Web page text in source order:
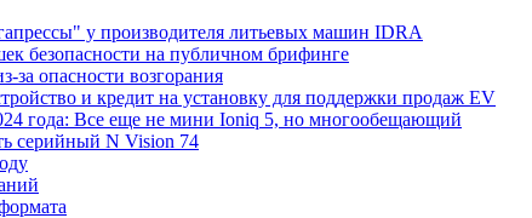
у производителя литьевых машин IDRA
безопасности на публичном брифинге
за опасности возгорания
и кредит на установку для поддержки продаж EV
года: Все еще не мини Ioniq 5, но многообещающий
серийный N Vision 74